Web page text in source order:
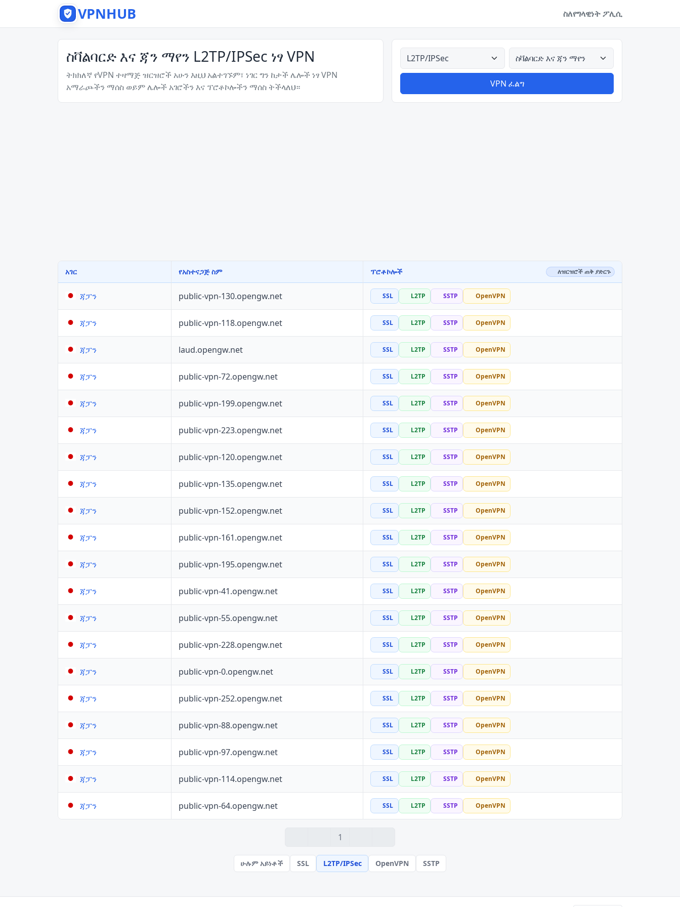
VPNHUB ስለየግላዊነት ፖሊሲ
ስቫልባርድ እና ጃን ማየን L2TP/IPSec ነፃ VPN
ትክክለኛ የVPN ተዛማጅ ዝርዝሮች አሁን እዚህ አልተገኙም፣ ነገር ግን ከታች ሌሎች ነፃ VPN
አማራጮችን ማሰስ ወይም ሌሎች አገሮችን እና ፕሮቶኮሎችን ማሰስ ትችላለህ።
ሁሉም አይነቶች ሁሉም አገሮች
VPN ፈልግ
አገር የአስተናጋጅ ስም ፕሮቶኮሎች ለዝርዝሮች ጠቅ ያድርጉ
ጃፓን public-vpn-130.opengw.net SSL L2TP SSTP OpenVPN
ጃፓን public-vpn-118.opengw.net SSL L2TP SSTP OpenVPN
ጃፓን laud.opengw.net SSL L2TP SSTP OpenVPN
ጃፓን public-vpn-72.opengw.net SSL L2TP SSTP OpenVPN
ጃፓን public-vpn-199.opengw.net SSL L2TP SSTP OpenVPN
ጃፓን public-vpn-223.opengw.net SSL L2TP SSTP OpenVPN
ጃፓን public-vpn-120.opengw.net SSL L2TP SSTP OpenVPN
ጃፓን public-vpn-135.opengw.net SSL L2TP SSTP OpenVPN
ጃፓን public-vpn-152.opengw.net SSL L2TP SSTP OpenVPN
ጃፓን public-vpn-161.opengw.net SSL L2TP SSTP OpenVPN
ጃፓን public-vpn-195.opengw.net SSL L2TP SSTP OpenVPN
ጃፓን public-vpn-41.opengw.net SSL L2TP SSTP OpenVPN
ጃፓን public-vpn-55.opengw.net SSL L2TP SSTP OpenVPN
ጃፓን public-vpn-228.opengw.net SSL L2TP SSTP OpenVPN
ጃፓን public-vpn-0.opengw.net SSL L2TP SSTP OpenVPN
ጃፓን public-vpn-252.opengw.net SSL L2TP SSTP OpenVPN
ጃፓን public-vpn-88.opengw.net SSL L2TP SSTP OpenVPN
ጃፓን public-vpn-97.opengw.net SSL L2TP SSTP OpenVPN
ጃፓን public-vpn-114.opengw.net SSL L2TP SSTP OpenVPN
ጃፓን public-vpn-64.opengw.net SSL L2TP SSTP OpenVPN
1
ሁሉም አይነቶች SSL L2TP/IPSec OpenVPN SSTP